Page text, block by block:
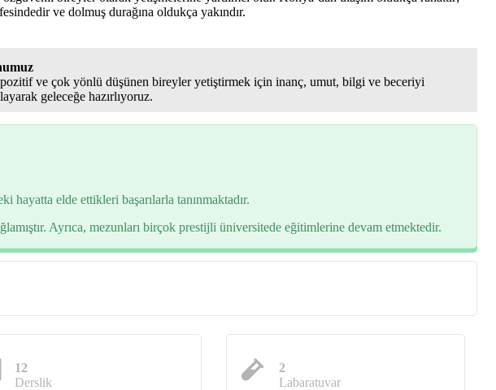
ve dolmuş durağına oldukça yakındır.
ve çok yönlü düşünen bireyler yetiştirmek için inanç, umut, bilgi ve beceriyi
geleceğe hazırlıyoruz.
hayatta elde ettikleri başarılarla tanınmaktadır.
Ayrıca, mezunları birçok prestijli üniversitede eğitimlerine devam etmektedir.
12
Derslik
2
Labaratuvar